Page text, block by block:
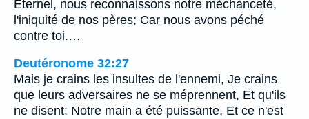
Eternel, nous reconnaissons notre méchanceté,
l'iniquité de nos pères; Car nous avons péché
contre toi.…
Deutéronome 32:27
Mais je crains les insultes de l'ennemi, Je crains
que leurs adversaires ne se méprennent, Et qu'ils
ne disent: Notre main a été puissante, Et ce n'est